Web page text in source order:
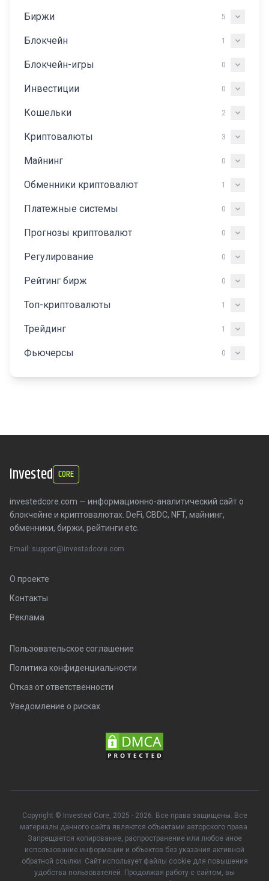
Биржи 5
Блокчейн 1
Блокчейн-игры 0
Инвестиции 0
Кошельки 2
Криптовалюты 3
Майнинг 0
Обменники криптовалют 1
Платежные системы 0
Прогнозы криптовалют 0
Регулирование 0
Рейтинг бирж 0
Топ-криптовалюты 1
Трейдинг 1
Фьючерсы 0
invested CORE
investedcore.com — информационно-аналитический сайт о
блокчейне и криптовалютах. DeFi, CBDC, NFT, майнинг,
обменники, биржи, рейтинги etc.
Email: support@investedcore.com
О проекте
Контакты
Реклама
Пользовательское соглашение
Политика конфиденциальности
Отказ от ответственности
Уведомление о рисках
Copyright © Invested Core, 2025 - 2026. Все права защищены. Все
материалы данного сайта являются объектами авторского права.
Запрещается копирование, распространение или любое иное
использование информации и объектов без указания активной
обратной ссылки. Сайт использует файлы cookie для повышения
удобства пользователей. Продолжая работу с сайтом, вы